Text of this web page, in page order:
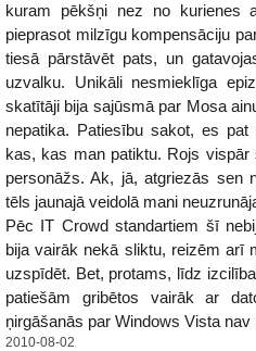
kuram pēkšņi nez no kurienes
pieprasot milzīgu kompensāciju
tiesā pārstāvēt pats, un
uzvalku. Unikāli nesmieklīga
skatītāji bija sajūsmā par Mosa
nepatika. Patiesību sakot, es
kas, kas man patiktu. Rojs vispār
personāžs. Ak, jā, atgriezās sen
tēls jaunajā veidolā mani
Pēc IT Crowd standartiem šī
bija vairāk nekā sliktu, reizēm arī
uzspīdēt. Bet, protams, līdz
patiešām gribētos vairāk ar
ņirgāšanās par Windows Vista
2010-08-02